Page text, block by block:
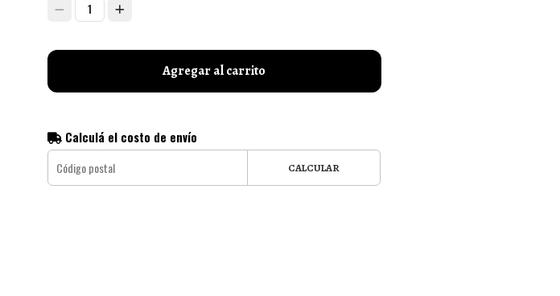
1
Agregar al carrito
Calculá el costo de envío
CALCULAR